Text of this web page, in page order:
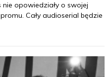
opowiedziały o swojej
Cały audioserial będzie